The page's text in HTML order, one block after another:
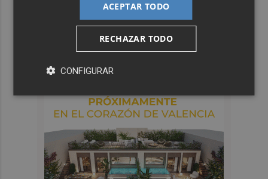
ACEPTAR TODO
RECHAZAR TODO
CONFIGURAR